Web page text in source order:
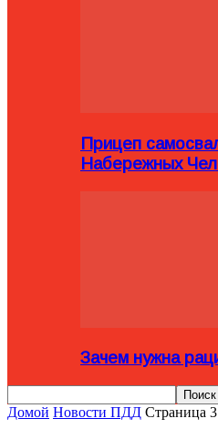
Прицеп
Набережных
Зачем нужна
Домой Новости ПДД Страница 3